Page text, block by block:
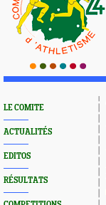
LE COMITE
ACTUALITÉS
EDITOS
RÉSULTATS